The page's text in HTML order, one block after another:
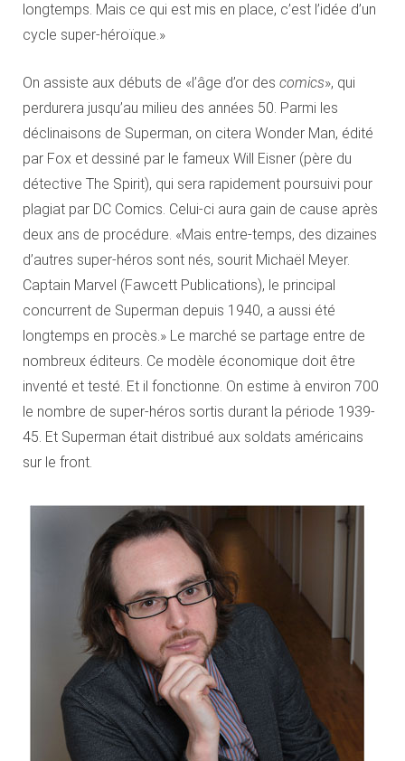
longtemps. Mais ce qui est mis en place, c’est l’idée d’un
cycle super-héroïque.»
On assiste aux débuts de «l’âge d’or des comics», qui
perdurera jusqu’au milieu des années 50. Parmi les
déclinaisons de Superman, on citera Wonder Man, édité
par Fox et dessiné par le fameux Will Eisner (père du
détective The Spirit), qui sera rapidement poursuivi pour
plagiat par DC Comics. Celui-ci aura gain de cause après
deux ans de procédure. «Mais entre-temps, des dizaines
d’autres super-héros sont nés, sourit Michaël Meyer.
Captain Marvel (Fawcett Publications), le principal
concurrent de Superman depuis 1940, a aussi été
longtemps en procès.» Le marché se partage entre de
nombreux éditeurs. Ce modèle économique doit être
inventé et testé. Et il fonctionne. On estime à environ 700
le nombre de super-héros sortis durant la période 1939-
45. Et Superman était distribué aux soldats américains
sur le front.